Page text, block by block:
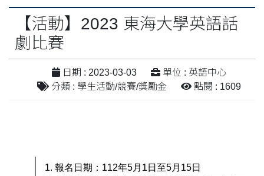
【活動】2023 東海大學英語話
劇比賽
日期 : 2023-03-03
單位 : 英語中心
分類 : 學生活動/競賽/獎勵金
點閱 : 1609
1. 報名日期：112年5月1日至5月15日